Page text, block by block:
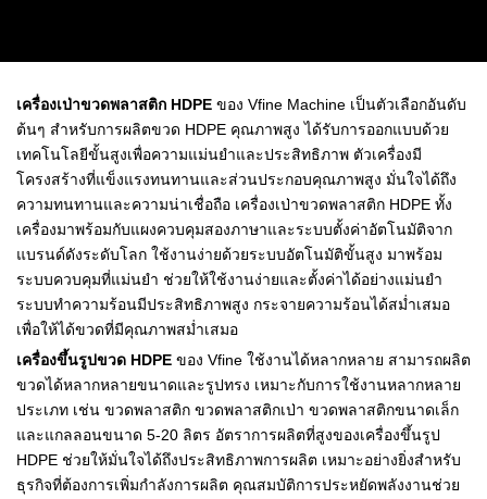
เครื่องเป่าขวดพลาสติก HDPE ของ Vfine Machine เป็นตัวเลือกอันดับ
ต้นๆ สำหรับการผลิตขวด HDPE คุณภาพสูง ได้รับการออกแบบด้วย
เทคโนโลยีขั้นสูงเพื่อความแม่นยำและประสิทธิภาพ ตัวเครื่องมี
โครงสร้างที่แข็งแรงทนทานและส่วนประกอบคุณภาพสูง มั่นใจได้ถึง
ความทนทานและความน่าเชื่อถือ เครื่องเป่าขวดพลาสติก HDPE ทั้ง
เครื่องมาพร้อมกับแผงควบคุมสองภาษาและระบบตั้งค่าอัตโนมัติจาก
แบรนด์ดังระดับโลก ใช้งานง่ายด้วยระบบอัตโนมัติขั้นสูง มาพร้อม
ระบบควบคุมที่แม่นยำ ช่วยให้ใช้งานง่ายและตั้งค่าได้อย่างแม่นยำ
ระบบทำความร้อนมีประสิทธิภาพสูง กระจายความร้อนได้สม่ำเสมอ
เพื่อให้ได้ขวดที่มีคุณภาพสม่ำเสมอ
เครื่องขึ้นรูปขวด HDPE ของ Vfine ใช้งานได้หลากหลาย สามารถผลิต
ขวดได้หลากหลายขนาดและรูปทรง เหมาะกับการใช้งานหลากหลาย
ประเภท เช่น ขวดพลาสติก ขวดพลาสติกเป่า ขวดพลาสติกขนาดเล็ก
และแกลลอนขนาด 5-20 ลิตร อัตราการผลิตที่สูงของเครื่องขึ้นรูป
HDPE ช่วยให้มั่นใจได้ถึงประสิทธิภาพการผลิต เหมาะอย่างยิ่งสำหรับ
ธุรกิจที่ต้องการเพิ่มกำลังการผลิต คุณสมบัติการประหยัดพลังงานช่วย